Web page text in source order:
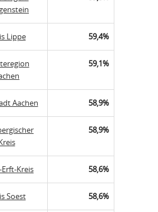
Lippe 59,4%
59,1%
Aachen 58,9%
58,9%
Erft-Kreis 58,6%
Soest 58,6%